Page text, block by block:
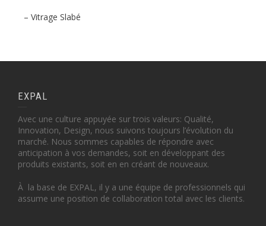
– Vitrage Slabé
EXPAL
Avec une culture appuyée sur trois valeurs: Qualité,
Innovation, Design, nous suivons toujours l’évolution du
marché. Nous sommes capables de répondre avec
anticipation à vos demandes, soit en développant des
produits existants, soit en en créant de nouveaux.
À la base de EXPAL, il y a une équipe de professionnels qui
assume une position de collaboration total avec les clients.